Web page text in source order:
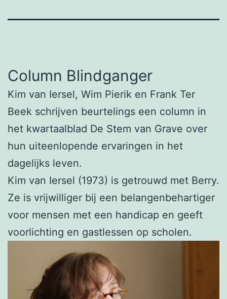
Column Blindganger
Kim van Iersel, Wim Pierik en Frank Ter
Beek schrijven beurtelings een column in
het kwartaalblad De Stem van Grave over
hun uiteenlopende ervaringen in het
dagelijks leven.
Kim van Iersel (1973) is getrouwd met Berry.
Ze is vrijwilliger bij een belangenbehartiger
voor mensen met een handicap en geeft
voorlichting en gastlessen op scholen.